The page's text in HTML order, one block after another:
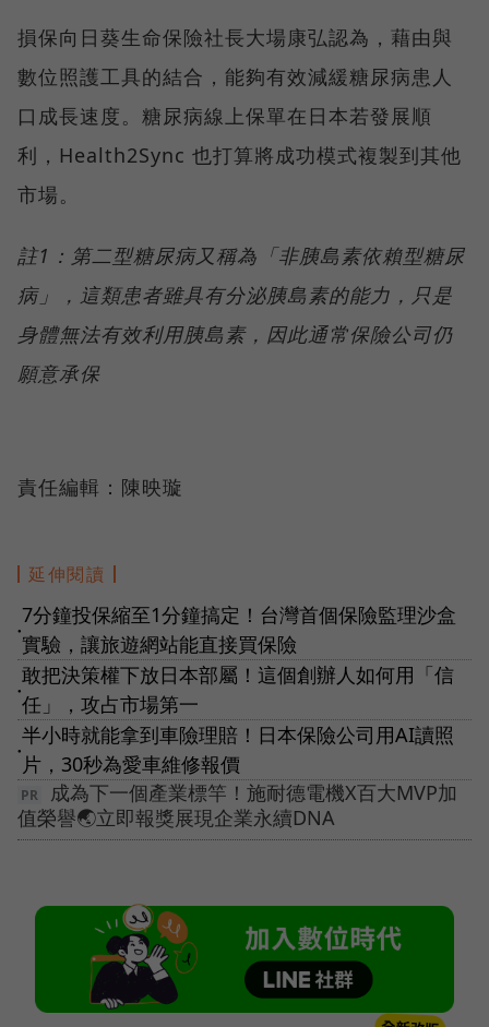
損保向日葵生命保險社長大場康弘認為，藉由與
數位照護工具的結合，能夠有效減緩糖尿病患人
口成長速度。糖尿病線上保單在日本若發展順
利，Health2Sync 也打算將成功模式複製到其他
市場。
註1：第二型糖尿病又稱為「非胰島素依賴型糖尿
病」，這類患者雖具有分泌胰島素的能力，只是
身體無法有效利用胰島素，因此通常保險公司仍
願意承保
責任編輯：陳映璇
延伸閱讀
●
7分鐘投保縮至1分鐘搞定！台灣首個保險監理沙盒
實驗，讓旅遊網站能直接買保險
●
敢把決策權下放日本部屬！這個創辦人如何用「信
任」，攻占市場第一
●
半小時就能拿到車險理賠！日本保險公司用AI讀照
片，30秒為愛車維修報價
成為下一個產業標竿！施耐德電機X百大MVP加
值榮譽🌏立即報獎展現企業永續DNA